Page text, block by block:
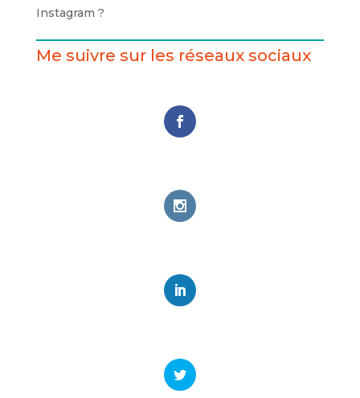
Instagram ?
Me suivre sur les réseaux sociaux